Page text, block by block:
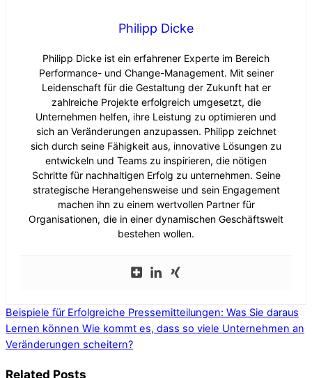
Philipp Dicke
Philipp Dicke ist ein erfahrener Experte im Bereich
Performance- und Change-Management. Mit seiner
Leidenschaft für die Gestaltung der Zukunft hat er
zahlreiche Projekte erfolgreich umgesetzt, die
Unternehmen helfen, ihre Leistung zu optimieren und
sich an Veränderungen anzupassen. Philipp zeichnet
sich durch seine Fähigkeit aus, innovative Lösungen zu
entwickeln und Teams zu inspirieren, die nötigen
Schritte für nachhaltigen Erfolg zu unternehmen. Seine
strategische Herangehensweise und sein Engagement
machen ihn zu einem wertvollen Partner für
Organisationen, die in einer dynamischen Geschäftswelt
bestehen wollen.
Beispiele für Erfolgreiche Pressemitteilungen: Was Sie daraus
Lernen können Wie kommt es, dass so viele Unternehmen an
Veränderungen scheitern?
Related Posts